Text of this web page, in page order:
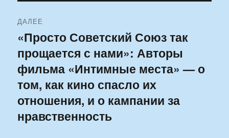
ДАЛЕЕ
Следующая
запись:
«Просто Советский Союз так
прощается с нами»: Авторы
фильма «Интимные места» — о
том, как кино спасло их
отношения, и о кампании за
нравственность